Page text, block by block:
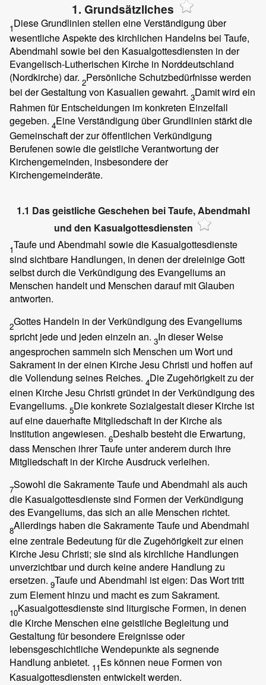
1. Grundsätzliches
1Diese Grundlinien stellen eine Verständigung über
wesentliche Aspekte des kirchlichen Handelns bei Taufe,
Abendmahl sowie bei den Kasualgottesdiensten in der
Evangelisch-Lutherischen Kirche in Norddeutschland
(Nordkirche) dar. 2Persönliche Schutzbedürfnisse werden
bei der Gestaltung von Kasualien gewahrt. 3Damit wird ein
Rahmen für Entscheidungen im konkreten Einzelfall
gegeben. 4Eine Verständigung über Grundlinien stärkt die
Gemeinschaft der zur öffentlichen Verkündigung
Berufenen sowie die geistliche Verantwortung der
Kirchengemeinden, insbesondere der
Kirchengemeinderäte.
1.1 Das geistliche Geschehen bei Taufe, Abendmahl
und den Kasualgottesdiensten
1Taufe und Abendmahl sowie die Kasualgottesdienste
sind sichtbare Handlungen, in denen der dreieinige Gott
selbst durch die Verkündigung des Evangeliums an
Menschen handelt und Menschen darauf mit Glauben
antworten.
2Gottes Handeln in der Verkündigung des Evangeliums
spricht jede und jeden einzeln an. 3In dieser Weise
angesprochen sammeln sich Menschen um Wort und
Sakrament in der einen Kirche Jesu Christi und hoffen auf
die Vollendung seines Reiches. 4Die Zugehörigkeit zu der
einen Kirche Jesu Christi gründet in der Verkündigung des
Evangeliums. 5Die konkrete Sozialgestalt dieser Kirche ist
auf eine dauerhafte Mitgliedschaft in der Kirche als
Institution angewiesen. 6Deshalb besteht die Erwartung,
dass Menschen ihrer Taufe unter anderem durch ihre
Mitgliedschaft in der Kirche Ausdruck verleihen.
7Sowohl die Sakramente Taufe und Abendmahl als auch
die Kasualgottesdienste sind Formen der Verkündigung
des Evangeliums, das sich an alle Menschen richtet.
8Allerdings haben die Sakramente Taufe und Abendmahl
eine zentrale Bedeutung für die Zugehörigkeit zur einen
Kirche Jesu Christi; sie sind als kirchliche Handlungen
unverzichtbar und durch keine andere Handlung zu
ersetzen. 9Taufe und Abendmahl ist eigen: Das Wort tritt
zum Element hinzu und macht es zum Sakrament.
10Kasualgottesdienste sind liturgische Formen, in denen
die Kirche Menschen eine geistliche Begleitung und
Gestaltung für besondere Ereignisse oder
lebensgeschichtliche Wendepunkte als segnende
Handlung anbietet. 11Es können neue Formen von
Kasualgottesdiensten entwickelt werden.